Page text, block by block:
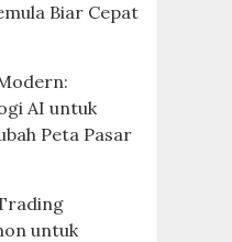
Biar Cepat
AI untuk
Peta Pasar
untuk